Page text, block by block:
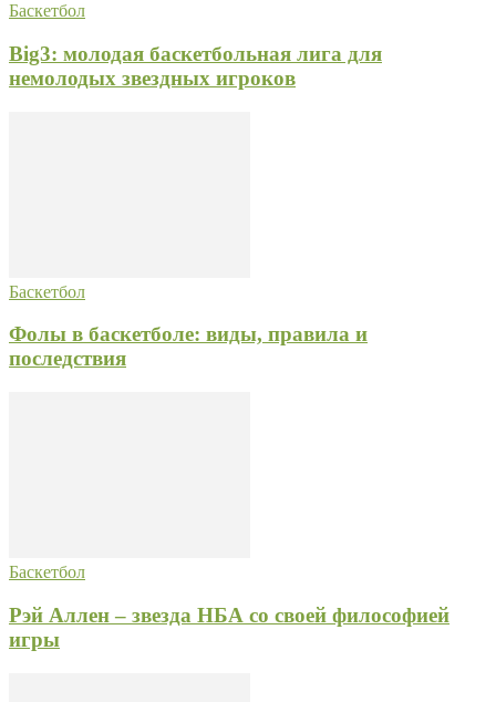
Баскетбол
Big3: молодая баскетбольная лига для
немолодых звездных игроков
Баскетбол
Фолы в баскетболе: виды, правила и
последствия
Баскетбол
Рэй Аллен – звезда НБА со своей философией
игры